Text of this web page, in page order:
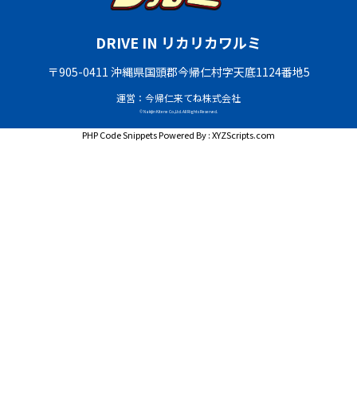
DRIVE IN リカリカワルミ
〒905-0411 沖縄県国頭郡今帰仁村字天底1124番地5
運営：今帰仁来てね株式会社
© Nakijin Kitene Co.,Ltd. All Rights Reserved.
PHP Code SnippetsPowered By :XYZScripts.com